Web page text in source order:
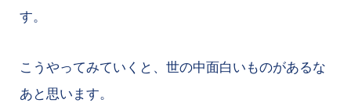
す。
こうやってみていくと、世の中面白いものがあるな
あと思います。